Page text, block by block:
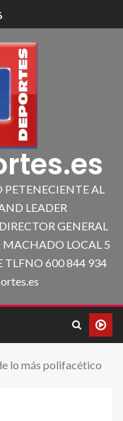
AL
LEADER
GENERAL
MACHADO LOCAL 5
TLFNO 600 844 934
lo más polifacético